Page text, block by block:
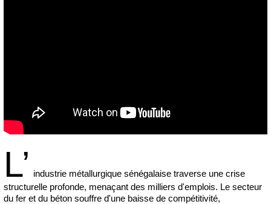
L’ industrie métallurgique sénégalaise traverse une crise
structurelle profonde, menaçant des milliers d'emplois. Le secteur
du fer et du béton souffre d'une baisse de compétitivité,